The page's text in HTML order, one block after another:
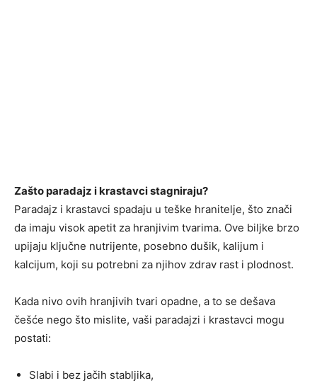
Zašto paradajz i krastavci stagniraju?
Paradajz i krastavci spadaju u teške hranitelje, što znači
da imaju visok apetit za hranjivim tvarima. Ove biljke brzo
upijaju ključne nutrijente, posebno dušik, kalijum i
kalcijum, koji su potrebni za njihov zdrav rast i plodnost.
Kada nivo ovih hranjivih tvari opadne, a to se dešava
češće nego što mislite, vaši paradajzi i krastavci mogu
postati:
Slabi i bez jačih stabljika,